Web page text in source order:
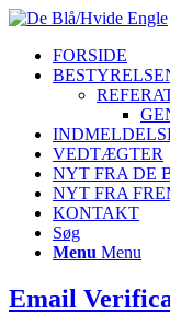
FORSIDE
VEDTÆGTER
NYT FRA DE
NYT FRA
KONTAKT
Søg
Menu Menu
Email